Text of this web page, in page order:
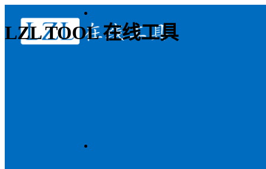
LZL TOOL 在线工具